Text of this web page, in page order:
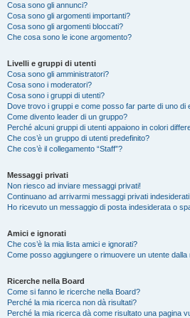
Cosa sono gli annunci?
Cosa sono gli argomenti importanti?
Cosa sono gli argomenti bloccati?
Che cosa sono le icone argomento?
Livelli e gruppi di utenti
Cosa sono gli amministratori?
Cosa sono i moderatori?
Cosa sono i gruppi di utenti?
Dove trovo i gruppi e come posso far parte di uno di
Come divento leader di un gruppo?
Perché alcuni gruppi di utenti appaiono in colori
Che cos’è un gruppo di utenti predefinito?
Che cos’è il collegamento “Staff”?
Messaggi privati
Non riesco ad inviare messaggi privati!
Continuano ad arrivarmi messaggi privati indesiderati!
Ho ricevuto un messaggio di posta indesiderata o
Amici e ignorati
Che cos’è la mia lista amici e ignorati?
Come posso aggiungere o rimuovere un utente dalla
Ricerche nella Board
Come si fanno le ricerche nella Board?
Perché la mia ricerca non dà risultati?
Perché la mia ricerca dà come risultato una pagina